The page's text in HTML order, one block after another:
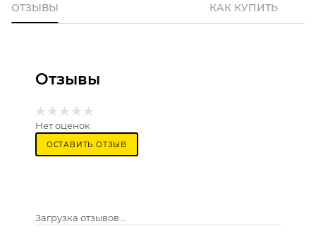
ОТЗЫВЫ КАК КУПИТЬ
Отзывы
Нет оценок
ОСТАВИТЬ ОТЗЫВ
Загрузка отзывов...